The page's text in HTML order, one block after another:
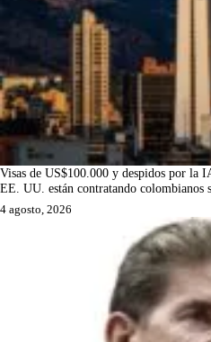
Visas de US$100.000 y despidos por la
EE. UU. están contratando colombianos
4 agosto, 2026